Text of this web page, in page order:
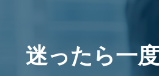
迷ったら一